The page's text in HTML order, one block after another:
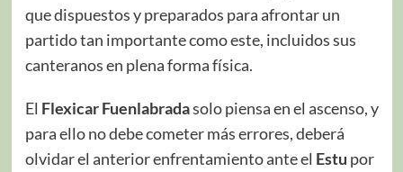
que dispuestos y preparados para afrontar un
partido tan importante como este, incluidos sus
canteranos en plena forma física.
El Flexicar Fuenlabradasolo piensa en el ascenso, y
para ello no debe cometer más errores, deberá
olvidar el anterior enfrentamiento ante el Estu por